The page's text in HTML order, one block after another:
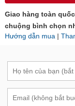
Giao hàng toàn
chuộng bình chọn
Hướng dẫn mua |